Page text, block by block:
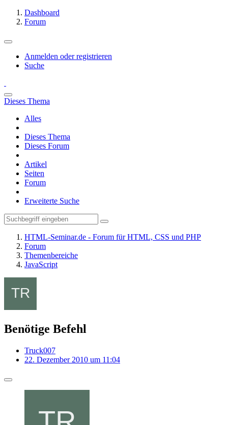
Dashboard
Forum
Anmelden oder registrieren
Suche
Dieses Thema
Alles
Dieses Thema
Dieses Forum
Artikel
Seiten
Forum
Erweiterte Suche
HTML-Seminar.de - Forum für HTML, CSS und PHP
Forum
Themenbereiche
JavaScript
Benötige Befehl
Truck007
22. Dezember 2010 um 11:04